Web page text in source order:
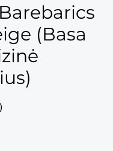
(Basa